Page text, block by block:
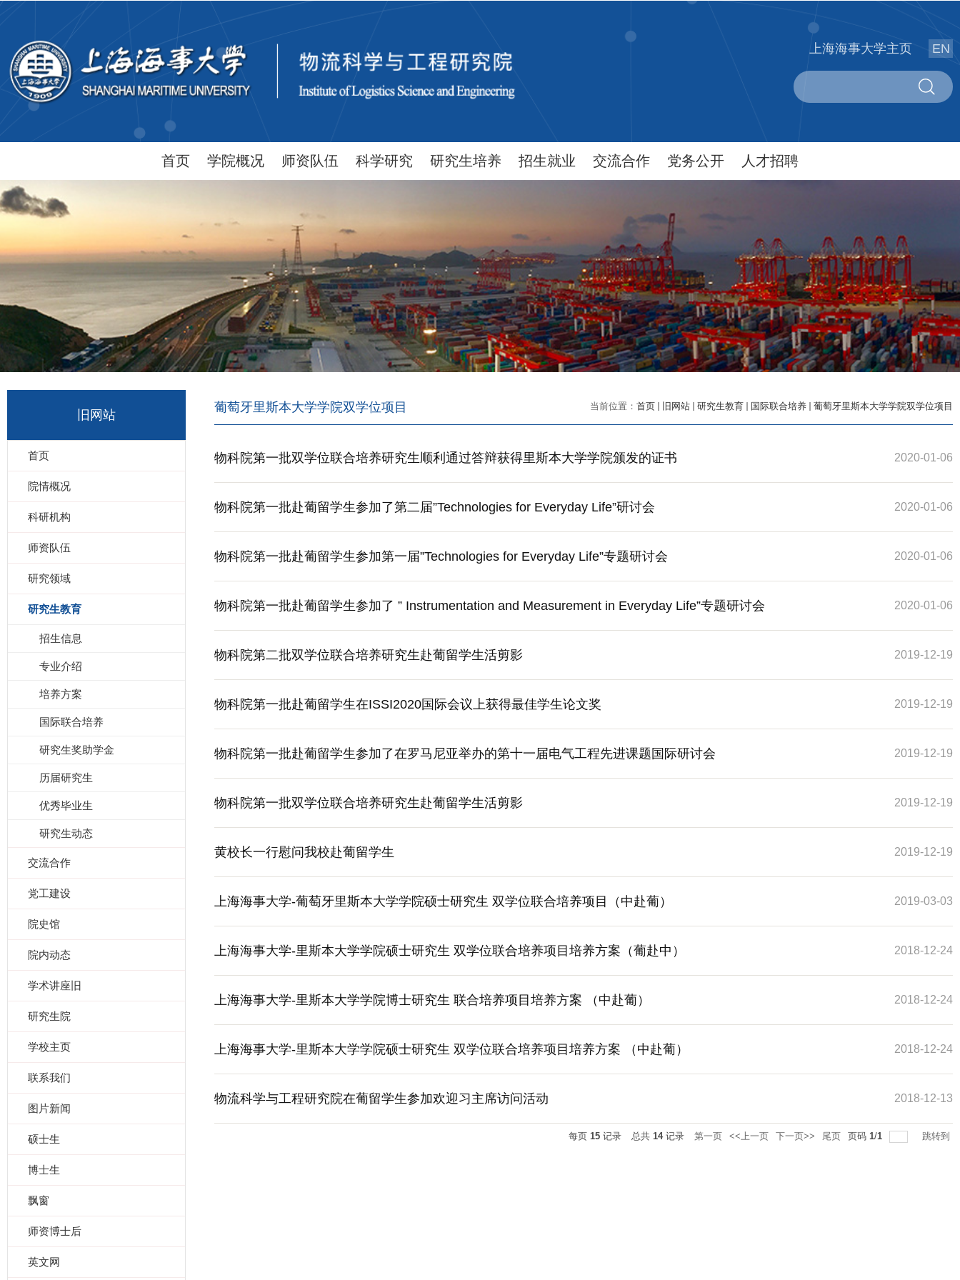
上海海事大学主页 EN
首页 学院概况 师资队伍 科学研究 研究生培养 招生就业 交流合作 党务公开 人才招聘
旧网站
首页
院情概况
科研机构
师资队伍
研究领域
研究生教育
招生信息
专业介绍
培养方案
国际联合培养
研究生奖助学金
历届研究生
优秀毕业生
研究生动态
交流合作
党工建设
院史馆
院内动态
学术讲座旧
研究生院
学校主页
联系我们
图片新闻
硕士生
博士生
飘窗
师资博士后
英文网
当前位置： 首页 旧网站 研究生教育 国际联合培养 葡萄牙里斯本大学学院双学位项目
葡萄牙里斯本大学学院双学位项目
物科院第一批双学位联合培养研究生顺利通过答辩获得里斯本大学学院颁发的证书 2020-01-06
物科院第一批赴葡留学生参加了第二届”Technologies for Everyday Life”研讨会 2020-01-06
物科院第一批赴葡留学生参加第一届”Technologies for Everyday Life”专题研讨会 2020-01-06
物科院第一批赴葡留学生参加了 ” Instrumentation and Measurement in Everyday Life”专题研讨会 2020-01-06
物科院第二批双学位联合培养研究生赴葡留学生活剪影 2019-12-19
物科院第一批赴葡留学生在ISSI2020国际会议上获得最佳学生论文奖 2019-12-19
物科院第一批赴葡留学生参加了在罗马尼亚举办的第十一届电气工程先进课题国际研讨会 2019-12-19
物科院第一批双学位联合培养研究生赴葡留学生活剪影 2019-12-19
黄校长一行慰问我校赴葡留学生 2019-12-19
上海海事大学-葡萄牙里斯本大学学院硕士研究生 双学位联合培养项目（中赴葡） 2019-03-03
上海海事大学-里斯本大学学院硕士研究生 双学位联合培养项目培养方案（葡赴中） 2018-12-24
上海海事大学-里斯本大学学院博士研究生 联合培养项目培养方案 （中赴葡） 2018-12-24
上海海事大学-里斯本大学学院硕士研究生 双学位联合培养项目培养方案 （中赴葡） 2018-12-24
物流科学与工程研究院在葡留学生参加欢迎习主席访问活动 2018-12-13
每页 15 记录 总共 14记录 第一页 <<上一页 下一页>> 尾页 页码 1/1 跳转到